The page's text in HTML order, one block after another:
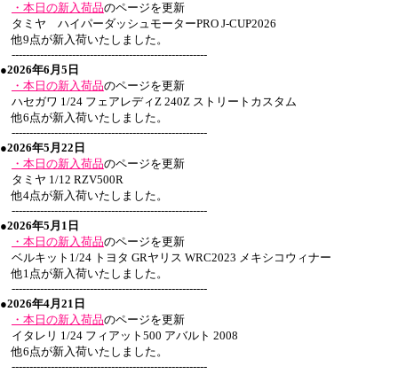
・本日の新入荷品のページを更新
タミヤ ハイパーダッシュモーターPRO J-CUP2026
他9点が新入荷いたしました。
-------------------------------------------------------
●2026年6月5日
・本日の新入荷品のページを更新
ハセガワ 1/24 フェアレディZ 240Z ストリートカスタム
他6点が新入荷いたしました。
-------------------------------------------------------
●2026年5月22日
・本日の新入荷品のページを更新
タミヤ 1/12 RZV500R
他4点が新入荷いたしました。
-------------------------------------------------------
●2026年5月1日
・本日の新入荷品のページを更新
ベルキット1/24 トヨタ GRヤリス WRC2023 メキシコウィナー
他1点が新入荷いたしました。
-------------------------------------------------------
●2026年4月21日
・本日の新入荷品のページを更新
イタレリ 1/24 フィアット500 アバルト 2008
他6点が新入荷いたしました。
-------------------------------------------------------